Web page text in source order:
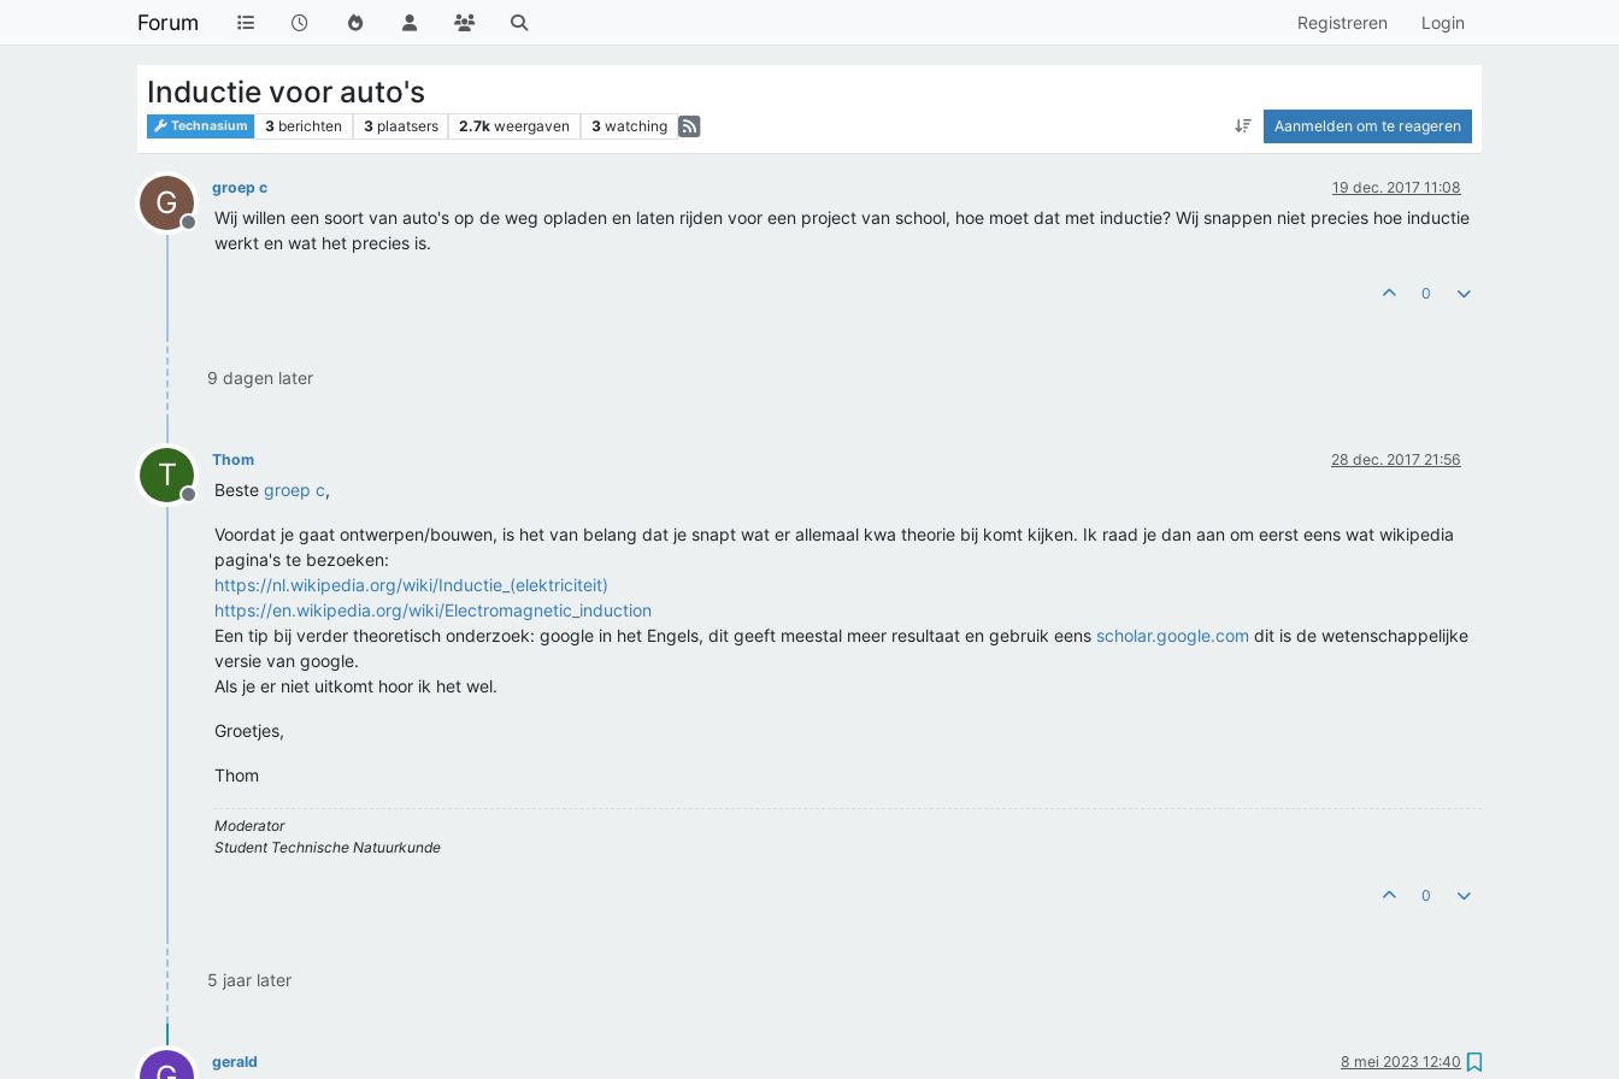
Forum Registreren Login
Inductie voor auto's
Technasium 3 berichten 3 plaatsers 2.7k weergaven 3 watching Aanmelden om te reageren
G
Offline
groep c 19 dec. 2017 11:08
Wij willen een soort van auto's op de weg opladen en laten rijden voor een project van school, hoe moet dat met inductie? Wij snappen niet precies hoe inductie
werkt en wat het precies is.
0
9 dagen later
T
Offline
Thom 28 dec. 2017 21:56
Beste groep c,
Voordat je gaat ontwerpen/bouwen, is het van belang dat je snapt wat er allemaal kwa theorie bij komt kijken. Ik raad je dan aan om eerst eens wat wikipedia
pagina's te bezoeken:
https://nl.wikipedia.org/wiki/Inductie_(elektriciteit)
https://en.wikipedia.org/wiki/Electromagnetic_induction
Een tip bij verder theoretisch onderzoek: google in het Engels, dit geeft meestal meer resultaat en gebruik eens scholar.google.com dit is de wetenschappelijke
versie van google.
Als je er niet uitkomt hoor ik het wel.
Groetjes,
Thom
Moderator
Student Technische Natuurkunde
0
5 jaar later
gerald 8 mei 2023 12:40